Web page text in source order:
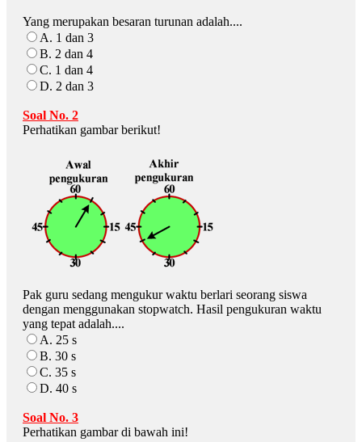
Yang merupakan besaran turunan adalah....
A. 1 dan 3
B. 2 dan 4
C. 1 dan 4
D. 2 dan 3
Soal No. 2
Perhatikan gambar berikut!
Pak guru sedang mengukur waktu berlari seorang siswa
dengan menggunakan stopwatch. Hasil pengukuran waktu
yang tepat adalah....
A. 25 s
B. 30 s
C. 35 s
D. 40 s
Soal No. 3
Perhatikan gambar di bawah ini!